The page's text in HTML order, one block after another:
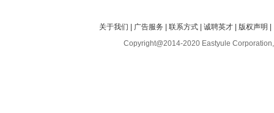
关于我们 | 广告服务 |联系方式 |诚聘英才 | 版权声明 |
Copyright@2014-2020 Eastyule